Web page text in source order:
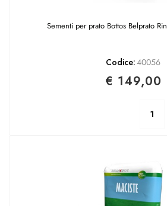
Sementi per prato Bottos Belprato
Codice:40056
€ 149,00